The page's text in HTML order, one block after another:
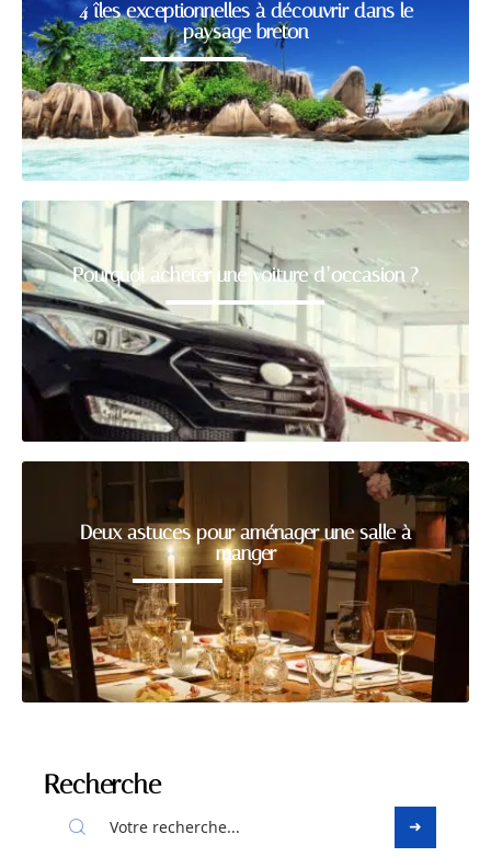
4 îles exceptionnelles à découvrir dans le
paysage breton
Pourquoi acheter une voiture d’occasion ?
Deux astuces pour aménager une salle à
manger
Recherche